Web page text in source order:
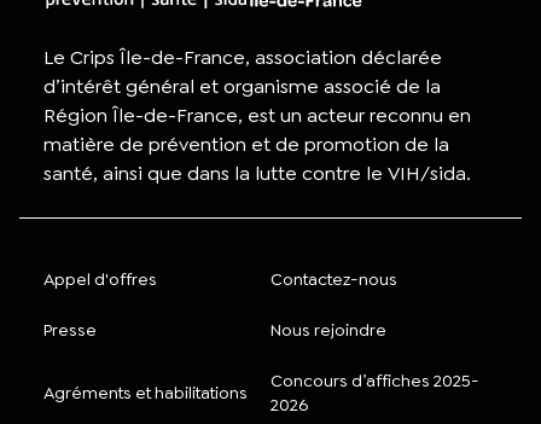
Le Crips Île-de-France, association déclarée
d’intérêt général et organisme associé de la
Région Île-de-France, est un acteur reconnu en
matière de prévention et de promotion de la
santé, ainsi que dans la lutte contre le VIH/sida.
Appel d'offres Contactez-nous
Presse Nous rejoindre
Agréments et habilitations
Concours d’affiches 2025-
2026